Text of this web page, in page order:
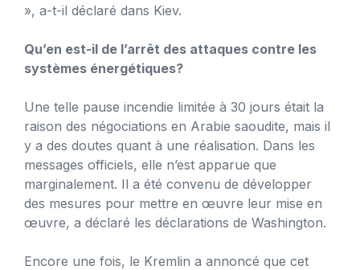
», a-t-il déclaré dans Kiev.
Qu’en est-il de l’arrêt des attaques contre les
systèmes énergétiques?
Une telle pause incendie limitée à 30 jours était la
raison des négociations en Arabie saoudite, mais il
y a des doutes quant à une réalisation. Dans les
messages officiels, elle n’est apparue que
marginalement. Il a été convenu de développer
des mesures pour mettre en œuvre leur mise en
œuvre, a déclaré les déclarations de Washington.
Encore une fois, le Kremlin a annoncé que cet